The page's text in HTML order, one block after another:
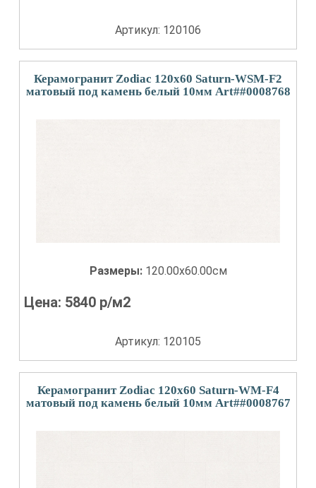
Артикул: 120106
Керамогранит Zodiac 120x60 Saturn-WSM-F2
матовый под камень белый 10мм Art##0008768
Размеры: 120.00x60.00см
Цена: 5840 р/м2
Артикул: 120105
Керамогранит Zodiac 120x60 Saturn-WM-F4
матовый под камень белый 10мм Art##0008767